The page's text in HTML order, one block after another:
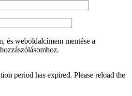
és weboldalcímem mentése a
period has expired. Please reload the